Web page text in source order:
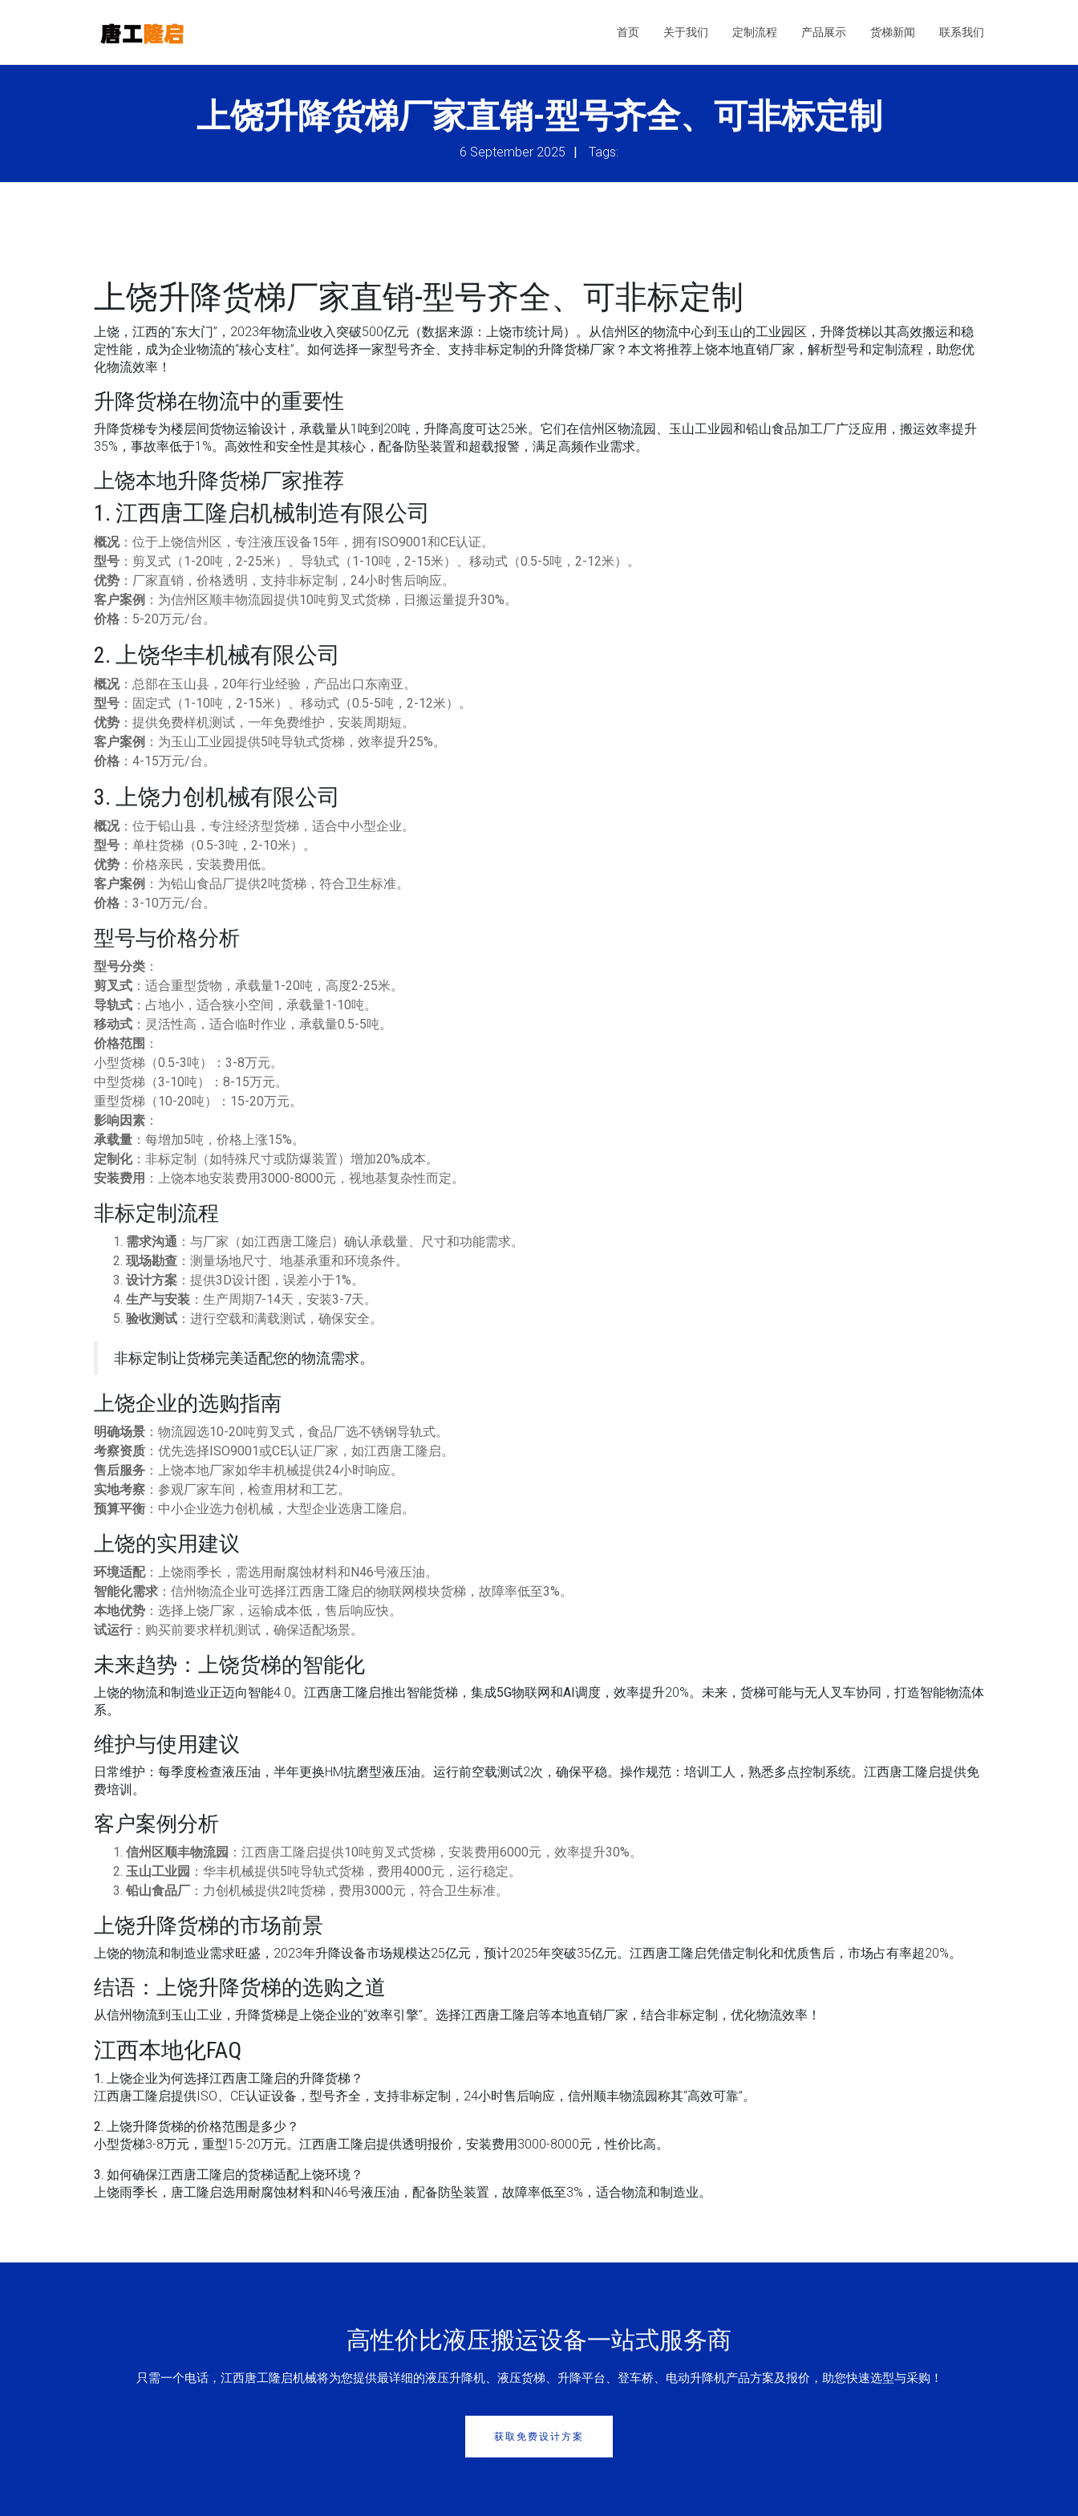
首页 关于我们 定制流程 产品展示 货梯新闻 联系我们
上饶升降货梯厂家直销-型号齐全、可非标定制
6 September 2025 | Tags:
上饶升降货梯厂家直销-型号齐全、可非标定制
上饶，江西的“东大门”，2023年物流业收入突破500亿元（数据来源：上饶市统计局）。从信州区的物流中心到玉山的工业园区，升降货梯以其高效搬运和稳
定性能，成为企业物流的“核心支柱”。如何选择一家型号齐全、支持非标定制的升降货梯厂家？本文将推荐上饶本地直销厂家，解析型号和定制流程，助您优
化物流效率！
升降货梯在物流中的重要性
升降货梯专为楼层间货物运输设计，承载量从1吨到20吨，升降高度可达25米。它们在信州区物流园、玉山工业园和铅山食品加工厂广泛应用，搬运效率提升
35%，事故率低于1%。 高效性和安全性是其核心，配备防坠装置和超载报警，满足高频作业需求。
上饶本地升降货梯厂家推荐
1. 江西唐工隆启机械制造有限公司
概况：位于上饶信州区，专注液压设备15年，拥有ISO9001和CE认证。
型号 ：剪叉式（1-20吨，2-25米）、导轨式（1-10吨，2-15米）、移动式（0.5-5吨，2-12米）。
优势 ：厂家直销，价格透明，支持非标定制，24小时售后响应。
客户案例 ：为信州区顺丰物流园提供10吨剪叉式货梯，日搬运量提升30%。
价格 ：5-20万元/台。
2. 上饶华丰机械有限公司
概况：总部在玉山县，20年行业经验，产品出口东南亚。
型号 ：固定式（1-10吨，2-15米）、移动式（0.5-5吨，2-12米）。
优势 ：提供免费样机测试，一年免费维护，安装周期短。
客户案例 ：为玉山工业园提供5吨导轨式货梯，效率提升25%。
价格 ：4-15万元/台。
3. 上饶力创机械有限公司
概况：位于铅山县，专注经济型货梯，适合中小型企业。
型号 ：单柱货梯（0.5-3吨，2-10米）。
优势 ：价格亲民，安装费用低。
客户案例 ：为铅山食品厂提供2吨货梯，符合卫生标准。
价格 ：3-10万元/台。
型号与价格分析
型号分类 ：
剪叉式 ：适合重型货物，承载量1-20吨，高度2-25米。
导轨式 ：占地小，适合狭小空间，承载量1-10吨。
移动式 ：灵活性高，适合临时作业，承载量0.5-5吨。
价格范围 ：
小型货梯（0.5-3吨）：3-8万元。
中型货梯（3-10吨）：8-15万元。
重型货梯（10-20吨）：15-20万元。
影响因素 ：
承载量 ：每增加5吨，价格上涨15%。
定制化：非标定制（如特殊尺寸或防爆装置）增加20%成本。
安装费用 ：上饶本地安装费用3000-8000元，视地基复杂性而定。
非标定制流程
需求沟通 ：与厂家（如江西唐工隆启）确认承载量、尺寸和功能需求。
现场勘查 ：测量场地尺寸、地基承重和环境条件。
设计方案 ：提供3D设计图，误差小于1%。
生产与安装 ：生产周期7-14天，安装3-7天。
验收测试 ：进行空载和满载测试，确保安全。
非标定制让货梯完美适配您的物流需求。
上饶企业的选购指南
明确场景 ：物流园选10-20吨剪叉式，食品厂选不锈钢导轨式。
考察资质 ：优先选择ISO9001或CE认证厂家，如江西唐工隆启。
售后服务 ：上饶本地厂家如华丰机械提供24小时响应。
实地考察 ：参观厂家车间，检查用材和工艺。
预算平衡 ：中小企业选力创机械，大型企业选唐工隆启。
上饶的实用建议
环境适配：上饶雨季长，需选用耐腐蚀材料和N46号液压油。
智能化需求 ：信州物流企业可选择江西唐工隆启的物联网模块货梯，故障率低至3%。
本地优势 ：选择上饶厂家，运输成本低，售后响应快。
试运行：购买前要求样机测试，确保适配场景。
未来趋势：上饶货梯的智能化
上饶的物流和制造业正迈向智能4.0。江西唐工隆启推出智能货梯，集成5G物联网和AI调度 ，效率提升20%。未来，货梯可能与无人叉车协同，打造智能物流体
系。
维护与使用建议
日常维护 ：每季度检查液压油，半年更换HM抗磨型液压油。运行前空载测试2次，确保平稳。 操作规范 ：培训工人，熟悉多点控制系统。江西唐工隆启提供免
费培训。
客户案例分析
信州区顺丰物流园 ：江西唐工隆启提供10吨剪叉式货梯，安装费用6000元，效率提升30%。
玉山工业园 ：华丰机械提供5吨导轨式货梯，费用4000元，运行稳定。
铅山食品厂 ：力创机械提供2吨货梯，费用3000元，符合卫生标准。
上饶升降货梯的市场前景
上饶的物流和制造业需求旺盛，2023年升降设备市场规模达25亿元，预计2025年突破35亿元。江西唐工隆启凭借定制化和优质售后，市场占有率超20%。
结语：上饶升降货梯的选购之道
从信州物流到玉山工业，升降货梯是上饶企业的“效率引擎”。选择江西唐工隆启等本地直销厂家，结合非标定制，优化物流效率！
江西本地化FAQ
1. 上饶企业为何选择江西唐工隆启的升降货梯？
江西唐工隆启提供ISO、CE认证设备，型号齐全，支持非标定制，24小时售后响应，信州顺丰物流园称其“高效可靠”。
2. 上饶升降货梯的价格范围是多少？
小型货梯3-8万元，重型15-20万元。江西唐工隆启提供透明报价，安装费用3000-8000元，性价比高。
3. 如何确保江西唐工隆启的货梯适配上饶环境？
上饶雨季长，唐工隆启选用耐腐蚀材料和N46号液压油，配备防坠装置，故障率低至3%，适合物流和制造业。
高性价比液压搬运设备一站式服务商
只需一个电话，江西唐工隆启机械将为您提供最详细的液压升降机、液压货梯、升降平台、登车桥、电动升降机产品方案及报价，助您快速选型与采购！
获取免费设计方案